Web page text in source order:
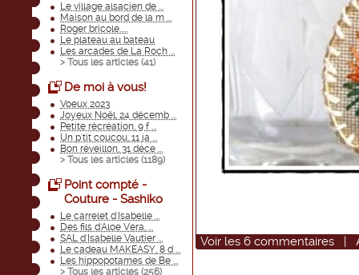
Le village alsacien de ...
Maison au bord de la m ...
Roger bricole.....
Le plateau au bateau
Les arcades de La Roch ...
> Tous les articles (41)
De moi à vous!
Voeux 2023
Joyeux Noël, 24 décemb ...
Petite récréation, 9 f ...
Un p'tit coucou, 11 ja ...
Bon réveillon, 31 déce ...
> Tous les articles (1189)
Point compté -
Couture - Sashiko
Le carrelet d'Isabelle ...
Des fils d'Aloe Vera, ...
SAL d'Isabelle Vautier ...
Le cadeau MAKEASY, 8 d ...
Les hippopotames de Be ...
> Tous les articles (256)
Voir les 6 commentaires |